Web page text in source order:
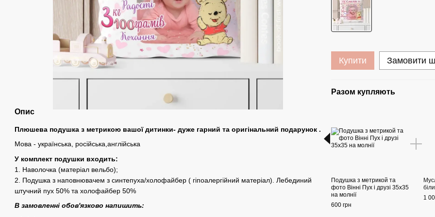
Опис
Плюшева подушка з метрикою вашої дитинки- дуже гарний та оригінальний подарунок .
Мова - українська, російська,англійська
У комплект подушки входить:
1. Наволочка (матеріал вельбо);
2. Подушка з наповнювачем з синтепуха/холофайбер ( гіпоалергійний матеріал). Лебединий
штучний пух 50% та холофайбер 50%
В замовленні обов'язково напишить:
Купити Замовити
Разом купляють
Подушка з метрикой та
фото Вінні Пух і друзі 35х35
на молнії
600 грн
1